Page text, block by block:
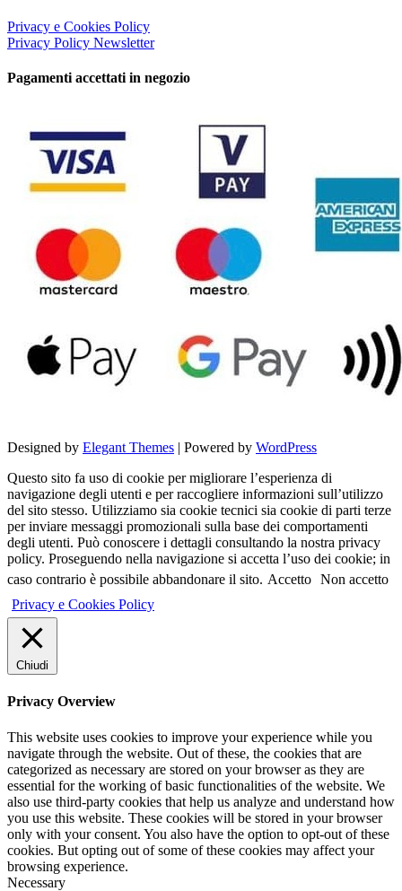
Privacy e Cookies Policy
Privacy Policy Newsletter
Pagamenti accettati in negozio
Designed by Elegant Themes | Powered by WordPress
Questo sito fa uso di cookie per migliorare l’esperienza di
navigazione degli utenti e per raccogliere informazioni sull’utilizzo
del sito stesso. Utilizziamo sia cookie tecnici sia cookie di parti terze
per inviare messaggi promozionali sulla base dei comportamenti
degli utenti. Può conoscere i dettagli consultando la nostra privacy
policy. Proseguendo nella navigazione si accetta l’uso dei cookie; in
caso contrario è possibile abbandonare il sito. Accetto Non accetto
Privacy e Cookies Policy
Chiudi
Privacy Overview
This website uses cookies to improve your experience while you
navigate through the website. Out of these, the cookies that are
categorized as necessary are stored on your browser as they are
essential for the working of basic functionalities of the website. We
also use third-party cookies that help us analyze and understand how
you use this website. These cookies will be stored in your browser
only with your consent. You also have the option to opt-out of these
cookies. But opting out of some of these cookies may affect your
browsing experience.
Necessary